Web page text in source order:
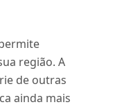
região. A
de outras
ainda mais